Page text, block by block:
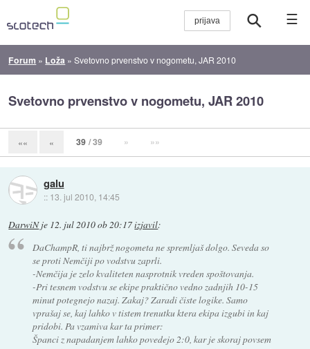
☰
Forum » Loža »Svetovno prvenstvo v nogometu, JAR 2010
Svetovno prvenstvo v nogometu, JAR 2010
«« « 39 / 39 » »»
galu
:: 13. jul 2010, 14:45
DarwiNje 12. jul 2010 ob 20:17izjavil:
DaChampR, ti najbrž nogometa ne spremljaš dolgo. Seveda so
se proti Nemčiji po vodstvu zaprli.
-Nemčija je zelo kvaliteten nasprotnik vreden spoštovanja.
-Pri tesnem vodstvu se ekipe praktično vedno zadnjih 10-15
minut potegnejo nazaj. Zakaj? Zaradi čiste logike. Samo
vprašaj se, kaj lahko v tistem trenutku ktera ekipa izgubi in kaj
pridobi. Pa vzamiva kar ta primer:
Španci z napadanjem lahko povedejo 2:0, kar je skoraj povsem